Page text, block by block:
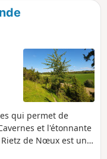
qui permet de
et l'étonnante
de Nœux est une